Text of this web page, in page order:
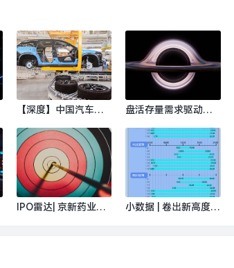
【深度】中国汽车公
迎接下一个“现代”或
“丰田”了吗？|界面新
闻 · 汽车
盘活存量需求驱动资
年办公、零售商业、
综合体产品发行规模8
79亿|界面新闻 · 快讯
IPO雷达| 京新药业冲
小数据 | 卷出新高度！